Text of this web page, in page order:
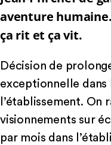
aventure
ça rit et ça vit.
Décision de
exceptionnelle dans
l’établissement. On
visionnements sur
par mois dans